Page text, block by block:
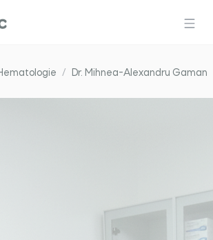
Dr. Mihnea-Alexandru Gaman